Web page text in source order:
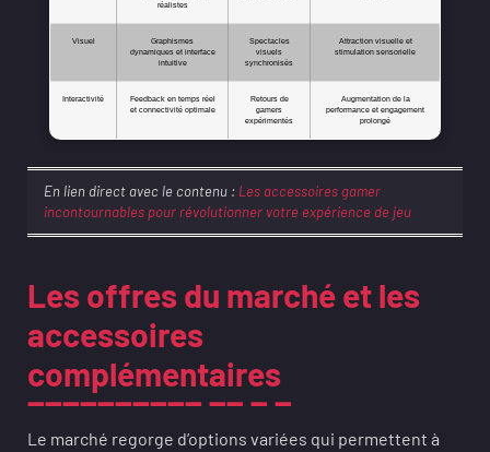
réalistes
Visuel
Graphismes
dynamiques et interface
intuitive
Spectacles
visuels
synchronisés
Attraction visuelle et
stimulation sensorielle
Interactivité
Feedback en temps réel
et connectivité optimale
Retours de
gamers
expérimentés
Augmentation de la
performance et engagement
prolongé
En lien direct avec le contenu : Les accessoires gamer
incontournables pour révolutionner votre expérience de jeu
Les offres du marché et les
accessoires
complémentaires
Le marché regorge d’options variées qui permettent à